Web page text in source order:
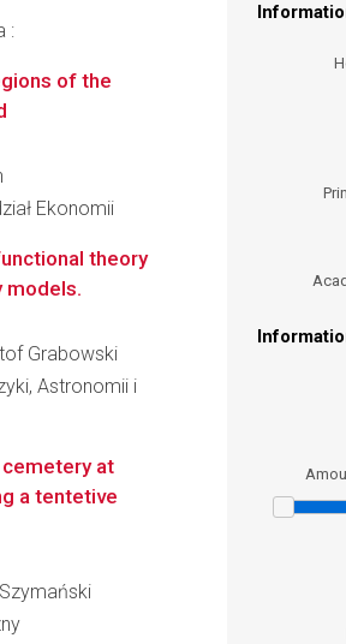
:
of the
Ekonomii
theory
models.
Grabowski
Astronomii i
at
a tentetive